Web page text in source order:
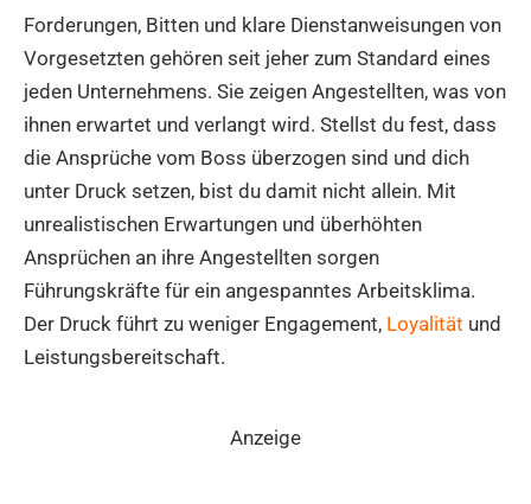
Forderungen, Bitten und klare Dienstanweisungen von
Vorgesetzten gehören seit jeher zum Standard eines
jeden Unternehmens. Sie zeigen Angestellten, was von
ihnen erwartet und verlangt wird. Stellst du fest, dass
die Ansprüche vom Boss überzogen sind und dich
unter Druck setzen, bist du damit nicht allein. Mit
unrealistischen Erwartungen und überhöhten
Ansprüchen an ihre Angestellten sorgen
Führungskräfte für ein angespanntes Arbeitsklima.
Der Druck führt zu weniger Engagement, Loyalität und
Leistungsbereitschaft.
Anzeige